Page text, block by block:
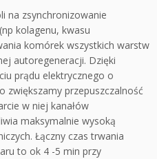
na zsynchronizowanie
kolagenu, kwasu
komórek wszystkich warstw
autoregeneracji. Dzięki
prądu elektrycznego o
zwiększamy przepuszczalność
w niej kanałów
maksymalnie wysoką
Łączny czas trwania
to ok 4 -5 min przy